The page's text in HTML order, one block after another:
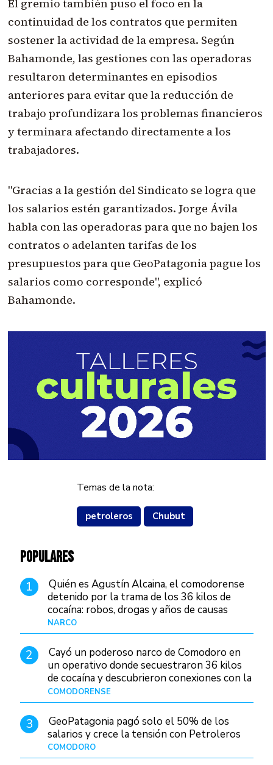
El gremio también puso el foco en la
continuidad de los contratos que permiten
sostener la actividad de la empresa. Según
Bahamonde, las gestiones con las operadoras
resultaron determinantes en episodios
anteriores para evitar que la reducción de
trabajo profundizara los problemas financieros
y terminara afectando directamente a los
trabajadores.
"Gracias a la gestión del Sindicato se logra que
los salarios estén garantizados. Jorge Ávila
habla con las operadoras para que no bajen los
contratos o adelanten tarifas de los
presupuestos para que GeoPatagonia pague los
salarios como corresponde", explicó
Bahamonde.
Temas de la nota:
petroleros Chubut
POPULARES
1
Quién es Agustín Alcaina, el comodorense
detenido por la trama de los 36 kilos de
cocaína: robos, drogas y años de causas
judiciales
NARCO
2
Cayó un poderoso narco de Comodoro en
un operativo donde secuestraron 36 kilos
de cocaína y descubrieron conexiones con la
Patagonia
COMODORENSE
3
GeoPatagonia pagó solo el 50% de los
salarios y crece la tensión con Petroleros
COMODORO